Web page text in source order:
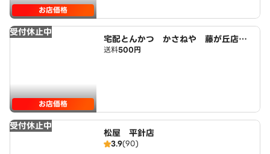
お店価格
受付休止中
お店価格
宅配とんかつ かさねや 藤が丘店
広域店
送料500円
受付休止中
松屋 平針店
3.9(90)